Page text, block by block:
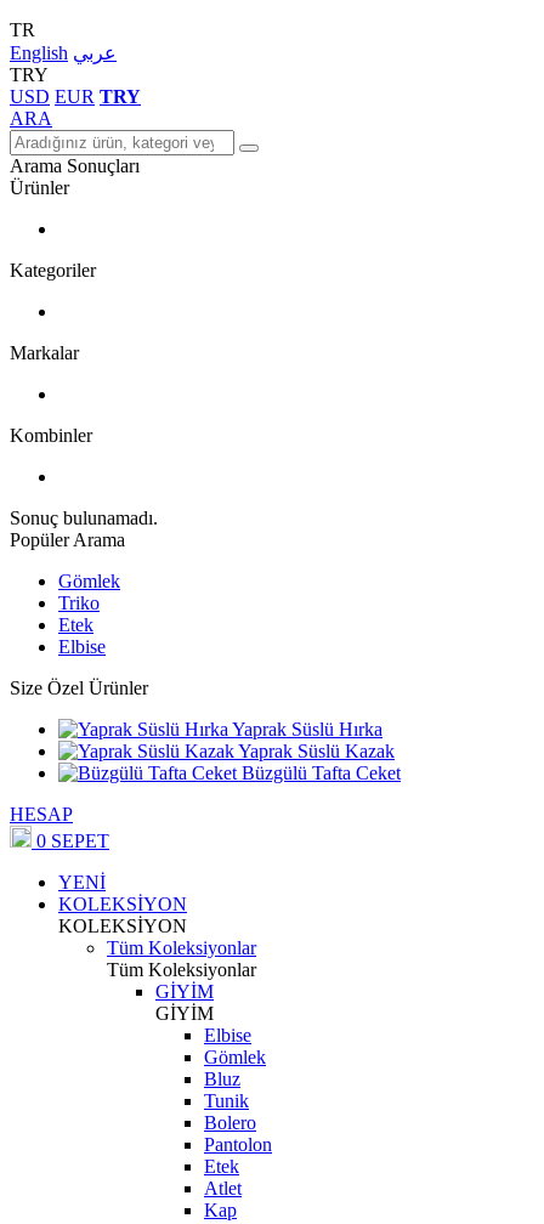
TR
English عربي
TRY
USD EUR TRY
ARA
Arama Sonuçları
Ürünler
Kategoriler
Markalar
Kombinler
Sonuç bulunamadı.
Popüler Arama
Gömlek
Triko
Etek
Elbise
Size Özel Ürünler
Yaprak Süslü Hırka
Yaprak Süslü Kazak
Büzgülü Tafta Ceket
HESAP
0 SEPET
YENİ
KOLEKSİYON
KOLEKSİYON
Tüm Koleksiyonlar
Tüm Koleksiyonlar
GİYİM
GİYİM
Elbise
Gömlek
Bluz
Tunik
Bolero
Pantolon
Etek
Atlet
Kap